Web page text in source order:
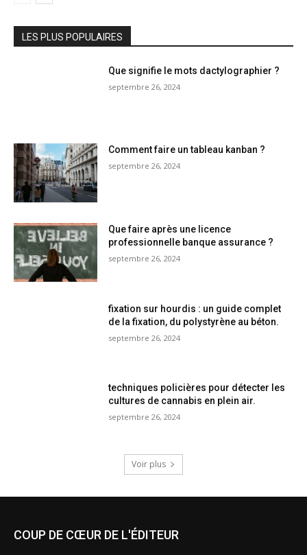
LES PLUS POPULAIRES
Que signifie le mots dactylographier ?
septembre 26, 2024
Comment faire un tableau kanban ?
septembre 26, 2024
Que faire après une licence
professionnelle banque assurance ?
septembre 26, 2024
fixation sur hourdis : un guide complet
de la fixation, du polystyrène au béton.
septembre 26, 2024
techniques policières pour détecter les
cultures de cannabis en plein air.
septembre 26, 2024
Voir plus
COUP DE CŒUR DE L'ÉDITEUR